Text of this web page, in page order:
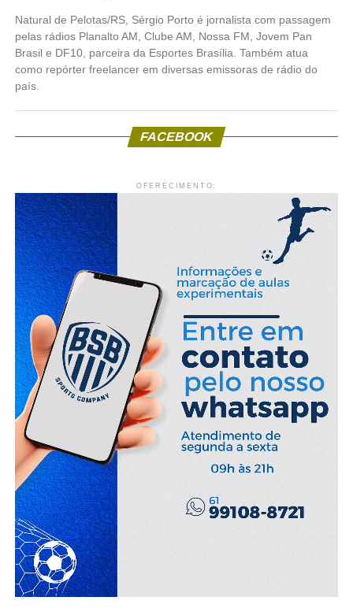
Natural de Pelotas/RS, Sérgio Porto é jornalista com passagem
pelas rádios Planalto AM, Clube AM, Nossa FM, Jovem Pan
Brasil e DF10, parceira da Esportes Brasília. Também atua
como repórter freelancer em diversas emissoras de rádio do
país.
FACEBOOK
OFERECIMENTO: